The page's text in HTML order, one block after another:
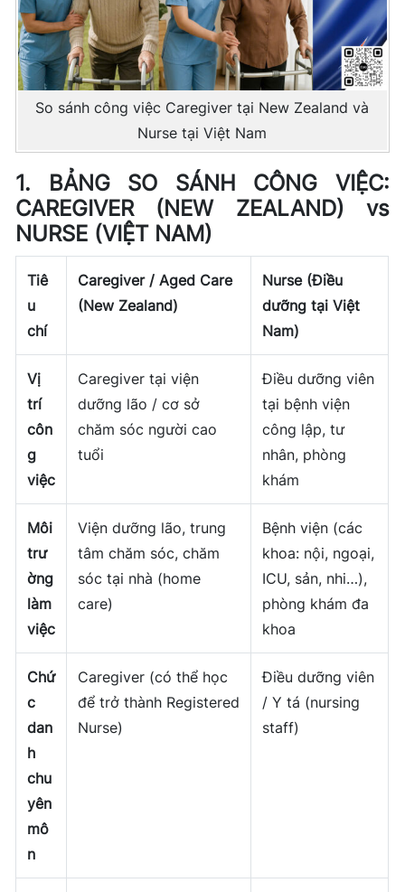
So sánh công việc Caregiver tại New Zealand và
Nurse tại Việt Nam
1. BẢNG SO SÁNH CÔNG VIỆC:
CAREGIVER (NEW ZEALAND) vs
NURSE (VIỆT NAM)
Tiê
u
chí
Caregiver / Aged Care
(New Zealand)
Nurse (Điều
dưỡng tại Việt
Nam)
Vị
trí
côn
g
việc
Caregiver tại viện
dưỡng lão / cơ sở
chăm sóc người cao
tuổi
Điều dưỡng viên
tại bệnh viện
công lập, tư
nhân, phòng
khám
Môi
trư
ờng
làm
việc
Viện dưỡng lão, trung
tâm chăm sóc, chăm
sóc tại nhà (home
care)
Bệnh viện (các
khoa: nội, ngoại,
ICU, sản, nhi…),
phòng khám đa
khoa
Chứ
c
dan
h
chu
yên
mô
n
Caregiver (có thể học
để trở thành Registered
Nurse)
Điều dưỡng viên
/ Y tá (nursing
staff)